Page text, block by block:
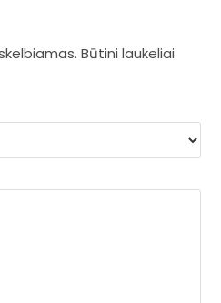
Būtini laukeliai